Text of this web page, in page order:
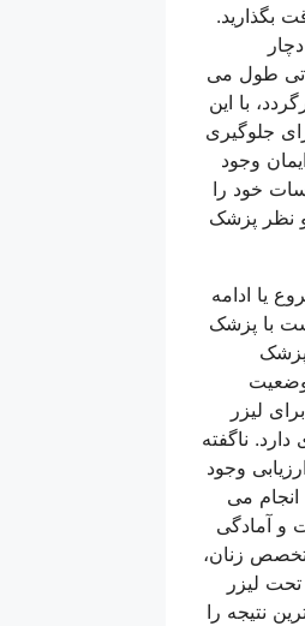
بگذارید.
طول می
با این
جلوگیری
وجود
خود را
نظر پزشک
یا ادامه
با پزشک
لیزر
ناگفته
وجود
می
و آمادگی
زنان،
لیزر
نتیجه را